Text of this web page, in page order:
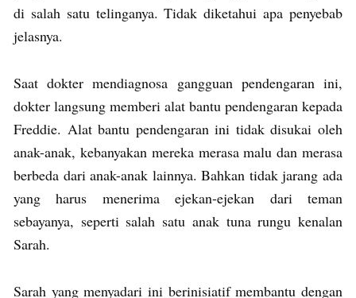
di salah satu telinganya. Tidak diketahui apa penyebab
jelasnya.
Saat dokter mendiagnosa gangguan pendengaran ini,
dokter langsung memberi alat bantu pendengaran kepada
Freddie. Alat bantu pendengaran ini tidak disukai oleh
anak-anak, kebanyakan mereka merasa malu dan merasa
berbeda dari anak-anak lainnya. Bahkan tidak jarang ada
yang harus menerima ejekan-ejekan dari teman
sebayanya, seperti salah satu anak tuna rungu kenalan
Sarah.
Sarah yang menyadari ini berinisiatif membantu dengan